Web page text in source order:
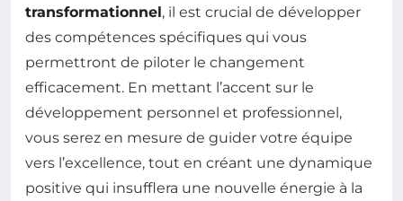
transformationnel, il est crucial de développer
des compétences spécifiques qui vous
permettront de piloter le changement
efficacement. En mettant l’accent sur le
développement personnel et professionnel,
vous serez en mesure de guider votre équipe
vers l’excellence, tout en créant une dynamique
positive qui insufflera une nouvelle énergie à la